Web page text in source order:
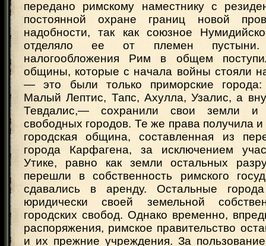
передано римскому наместнику с
постоянной охране границ новой
надобности, так как союзное
отделяло ее от племен
налогообложения Рим в общем
общины, которые с начала войны стояли
— это были только приморские города:
Малый Лептис, Тапс, Ахулла, Узалис, а
Тевдалис,— сохранили свои земли и
свободных городов. Те же права получила
городская община, составленная из
города Карфагена, за исключением
Утике, равно как земли остальных
перешли в собственность римского
сдавались в аренду. Остальные
юридически своей земельной
городских свобод. Однако временно,
распоряжения, римское правительство
и их прежние учреждения. За